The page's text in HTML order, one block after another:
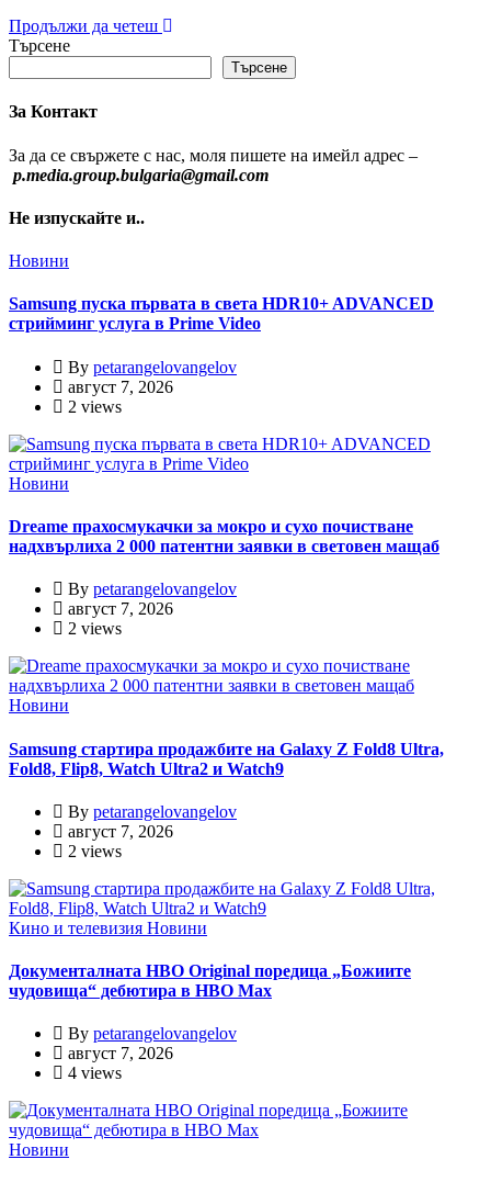
Продължи да четеш
Търсене
Търсене
За Контакт
За да се свържете с нас, моля пишете на имейл адрес –
p.media.group.bulgaria@gmail.com
Не изпускайте и..
Новини
Samsung пуска първата в света HDR10+ ADVANCED
стрийминг услуга в Prime Video
By petarangelovangelov
август 7, 2026
2 views
Новини
Dreame прахосмукачки за мокро и сухо почистване
надхвърлиха 2 000 патентни заявки в световен мащаб
By petarangelovangelov
август 7, 2026
2 views
Новини
Samsung стартира продажбите на Galaxy Z Fold8 Ultra,
Fold8, Flip8, Watch Ultra2 и Watch9
By petarangelovangelov
август 7, 2026
2 views
Кино и телевизия Новини
Документалната HBO Original поредица „Божиите
чудовища“ дебютира в HBO Max
By petarangelovangelov
август 7, 2026
4 views
Новини